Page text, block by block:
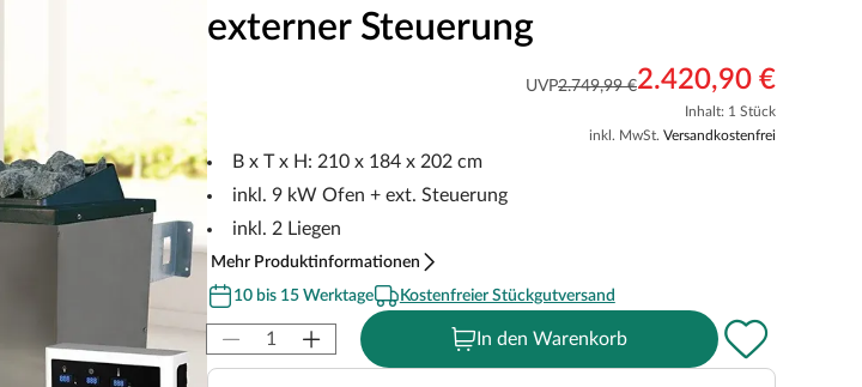
externer Steuerung
UVP2.749,99 €2.420,90 €
Inhalt: 1 Stück
inkl. MwSt. Versandkostenfrei
B x T x H: 210 x 184 x 202 cm
inkl. 9 kW Ofen + ext. Steuerung
inkl. 2 Liegen
Mehr Produktinformationen
10 bis 15 Werktage
Kostenfreier Stückgutversand
In den Warenkorb